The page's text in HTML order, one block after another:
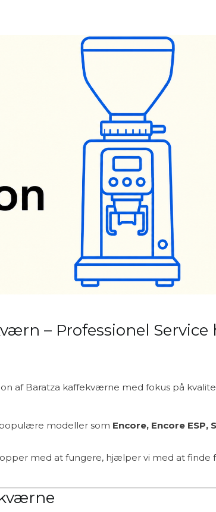
– Professionel Service
af Baratza kaffekværne med fokus på
modeller som Encore, Encore ESP,
med at fungere, hjælper vi med at finde